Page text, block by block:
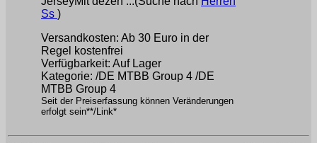
Ss )
Versandkosten: Ab 30 Euro in der
Regel kostenfrei
Verfügbarkeit: Auf Lager
Kategorie: /DE MTBB Group 4 /DE
MTBB Group 4
Seit der Preiserfassung können Veränderungen
erfolgt sein**/Link*